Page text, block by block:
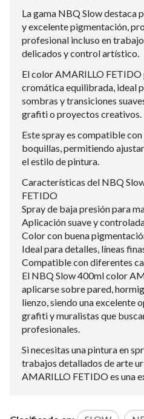
La gama NBQ Slow destaca
y excelente pigmentación,
profesional incluso en
delicados y control artístico.
El color AMARILLO FETIDO
cromática equilibrada, ideal
sombras y transiciones
grafiti o proyectos creativos.
Este spray es compatible
boquillas, permitiendo
el estilo de pintura.
Características del NBQ
FETIDO
Spray de baja presión para
Aplicación suave y
Color con buena
Ideal para detalles, líneas
Compatible con diferentes
El NBQ Slow 400ml color
aplicarse sobre pared,
lienzo, siendo una excelente
grafiti y muralistas que
profesionales.
Si necesitas una pintura en
trabajos detallados de arte
AMARILLO FETIDO es una